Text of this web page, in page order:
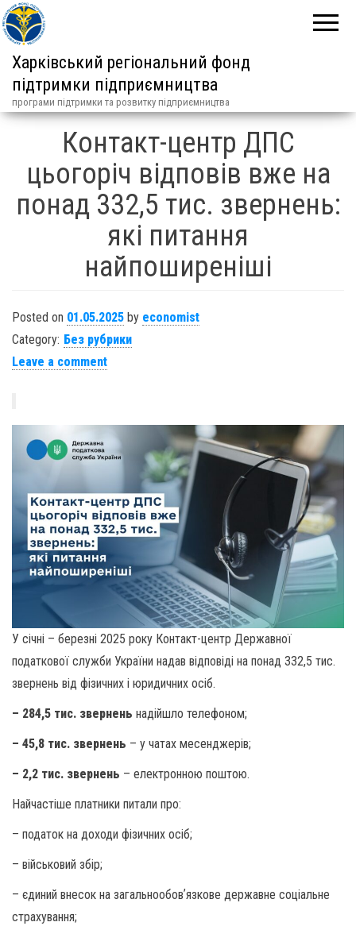
Харківський регіональний фонд
підтримки підприємництва
програми підтримки та розвитку підприємництва
Контакт-центр ДПС
цьогоріч відповів вже на
понад 332,5 тис. звернень:
які питання
найпоширеніші
Posted on 01.05.2025 by economist
Category: Без рубрики
Leave a comment
У січні – березні 2025 року Контакт-центр Державної
податкової служби України надав відповіді на понад 332,5 тис.
звернень від фізичних і юридичних осіб.
– 284,5 тис. звернень надійшло телефоном;
– 45,8 тис. звернень – у чатах месенджерів;
– 2,2 тис. звернень – електронною поштою.
Найчастіше платники питали про:
– податок на доходи фізичних осіб;
– військовий збір;
– єдиний внесок на загальнообовʼязкове державне соціальне
страхування;